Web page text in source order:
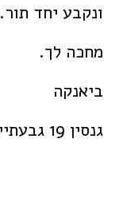
ונקבע יחד תור.
מחכה לך.
ביאנקה
גנסין 19 גבעתיים